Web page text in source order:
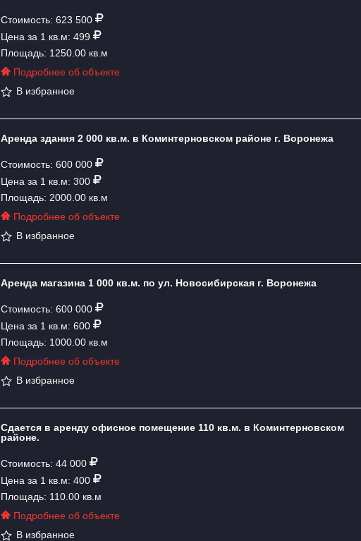
Стоимость: 623 500
Цена за 1 кв.м: 499
Площадь: 1250.00 кв.м
Подробнее об объекте
В избранное
Аренда здания 2 000 кв.м. в Коминтерновском районе г. Воронежа
Стоимость: 600 000
Цена за 1 кв.м: 300
Площадь: 2000.00 кв.м
Подробнее об объекте
В избранное
Аренда магазина 1 000 кв.м. по ул. Новосибирская г. Воронежа
Стоимость: 600 000
Цена за 1 кв.м: 600
Площадь: 1000.00 кв.м
Подробнее об объекте
В избранное
Сдается в аренду офисное помещение 110 кв.м. в Коминтерновском
районе.
Стоимость: 44 000
Цена за 1 кв.м: 400
Площадь: 110.00 кв.м
Подробнее об объекте
В избранное